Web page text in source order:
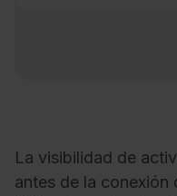
La visibilidad de
antes de la conexión